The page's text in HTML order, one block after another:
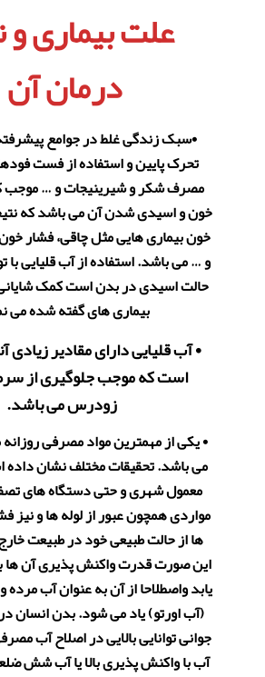
علت بیماری و
درمان آن
•سبک زندگی غلط در جوامع
تحرک پایین و استفاده از فست
مصرف شکر و شیرینیجات و … موجب
خون و اسیدی شدن آن می باشد که
خون بیماری هایی مثل چاقی، فشار
و … می باشد. استفاده از آب قلیایی
حالت اسیدی در بدن است کمک
بیماری های گفته شده می
​​​​​​​• آب قلیایی دارای مقادیر
است که موجب جلوگیری از
زودرس می باشد.
• یکی از مهمترین مواد مصرفی
می باشد. تحقیقات مختلف نشان
معمول شهری و حتی دستگاه های
مواردی همچون عبور از لوله ها و نیز
ها از حالت طبیعی خود در طبیعت
این صورت قدرت واکنش پذیری آن
یابد واصطلاحا از آن به عنوان آب
(آب اورتو) یاد می شود. بدن انسان
جوانی توانایی بالایی در اصلاح آب
آب با واکنش پذیری بالا یا آب شش